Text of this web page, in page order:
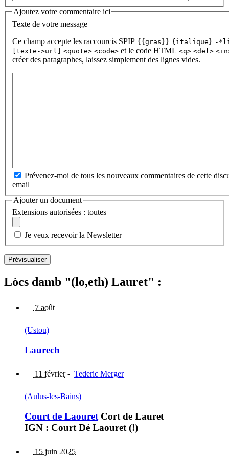
Ajoutez votre commentaire ici
Texte de votre message
Ce champ accepte les raccourcis SPIP {{gras}} {italique} -
[texte->url] <quote> <code> et le code HTML <q> <del>
créer des paragraphes, laissez simplement des lignes vides.
Prévenez-moi de tous les nouveaux commentaires de cette
email
Ajouter un document
Extensions autorisées : toutes
Je veux recevoir la Newsletter
Lòcs damb "(lo,eth) Lauret" :
7 août
(Ustou)
Laurech
11 février- Tederic Merger
(Aulus-les-Bains)
Court de Laouret Cort de Lauret
IGN : Court Dé Laouret (!)
15 juin 2025